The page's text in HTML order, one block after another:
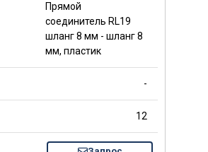
Прямой
соединитель RL19
шланг 8 мм - шланг 8
мм, пластик
-
12